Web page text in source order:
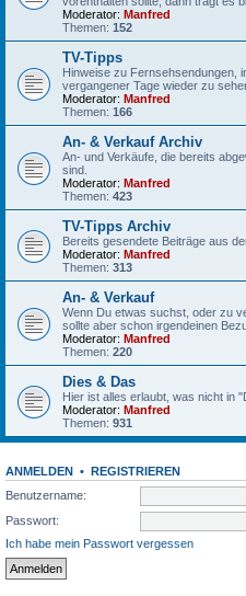
Moderator: Manfred
Themen: 152
TV-Tipps
Hinweise zu Fernsehsendungen,
vergangener Tage wieder zu
Moderator: Manfred
Themen: 166
An- & Verkauf Archiv
An- und Verkäufe, die bereits
sind.
Moderator: Manfred
Themen: 423
TV-Tipps Archiv
Bereits gesendete Beiträge aus
Moderator: Manfred
Themen: 313
An- & Verkauf
Wenn Du etwas suchst, oder zu
sollte aber schon irgendeinen
Moderator: Manfred
Themen: 220
Dies & Das
Hier ist alles erlaubt, was nicht in
Moderator: Manfred
Themen: 931
ANMELDEN • REGISTRIEREN
Benutzername:
Passwort:
Ich habe mein Passwort vergessen